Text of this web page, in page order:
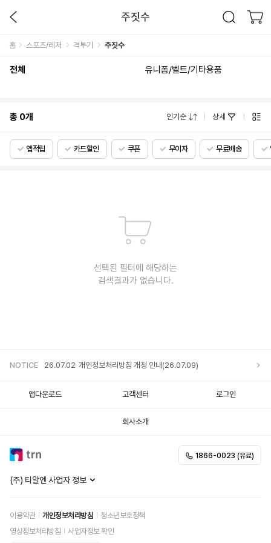
주짓수
홈 스포츠/레저 격투기 주짓수
전체 유니폼/벨트/기타용품
총 0개 인기순 상세
앱적립 카드할인 쿠폰 무이자 무료배송
선택된 필터에 해당하는
검색결과가 없습니다.
NOTICE 26.07.02 개인정보처리방침 개정 안내(26.07.09)
25.12.05 개인정보처리방침 개정 안내
개인정보처리방침 개정 안내
앱다운로드 고객센터 로그인
회사소개
(주) 티알엔 사업자 정보
이용약관 개인정보처리방침
청소년보호정책
영상정보처리방침
사업자정보 확인
1866-0023 (유료)